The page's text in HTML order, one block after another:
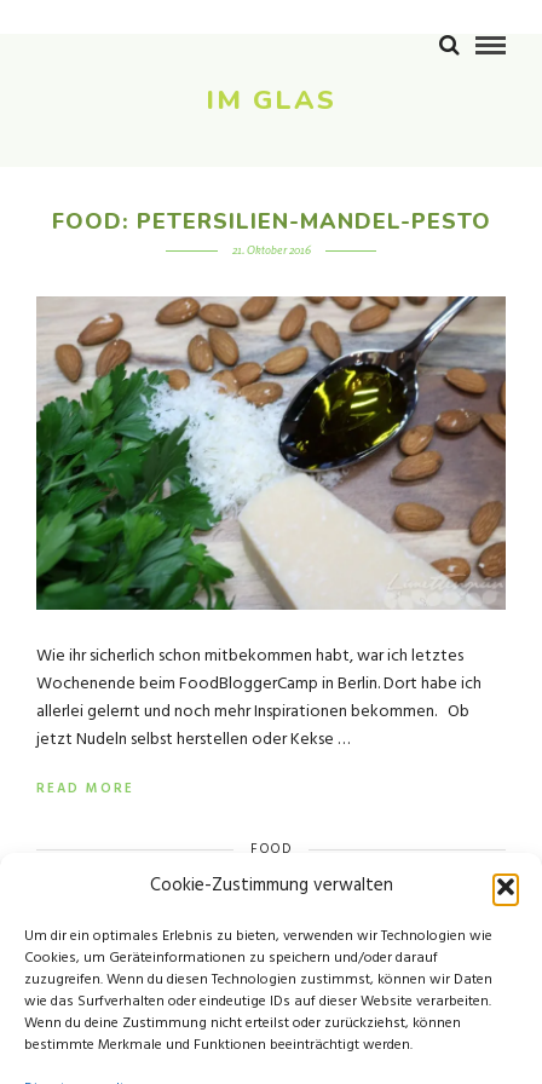
Cookie-Zustimmung verwalten
Um dir ein optimales Erlebnis zu bieten, verwenden wir Technologien wie
Cookies, um Geräteinformationen zu speichern und/oder darauf
zuzugreifen. Wenn du diesen Technologien zustimmst, können wir Daten
wie das Surfverhalten oder eindeutige IDs auf dieser Website verarbeiten.
Wenn du deine Zustimmung nicht erteilst oder zurückziehst, können
bestimmte Merkmale und Funktionen beeinträchtigt werden.
IM GLAS
FOOD: PETERSILIEN-MANDEL-PESTO
21. Oktober 2016
Wie ihr sicherlich schon mitbekommen habt, war ich letztes
Wochenende beim FoodBloggerCamp in Berlin. Dort habe ich
allerlei gelernt und noch mehr Inspirationen bekommen. Ob
jetzt Nudeln selbst herstellen oder Kekse …
READ MORE
FOOD